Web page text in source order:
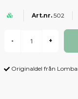
502
- +
Originaldel från